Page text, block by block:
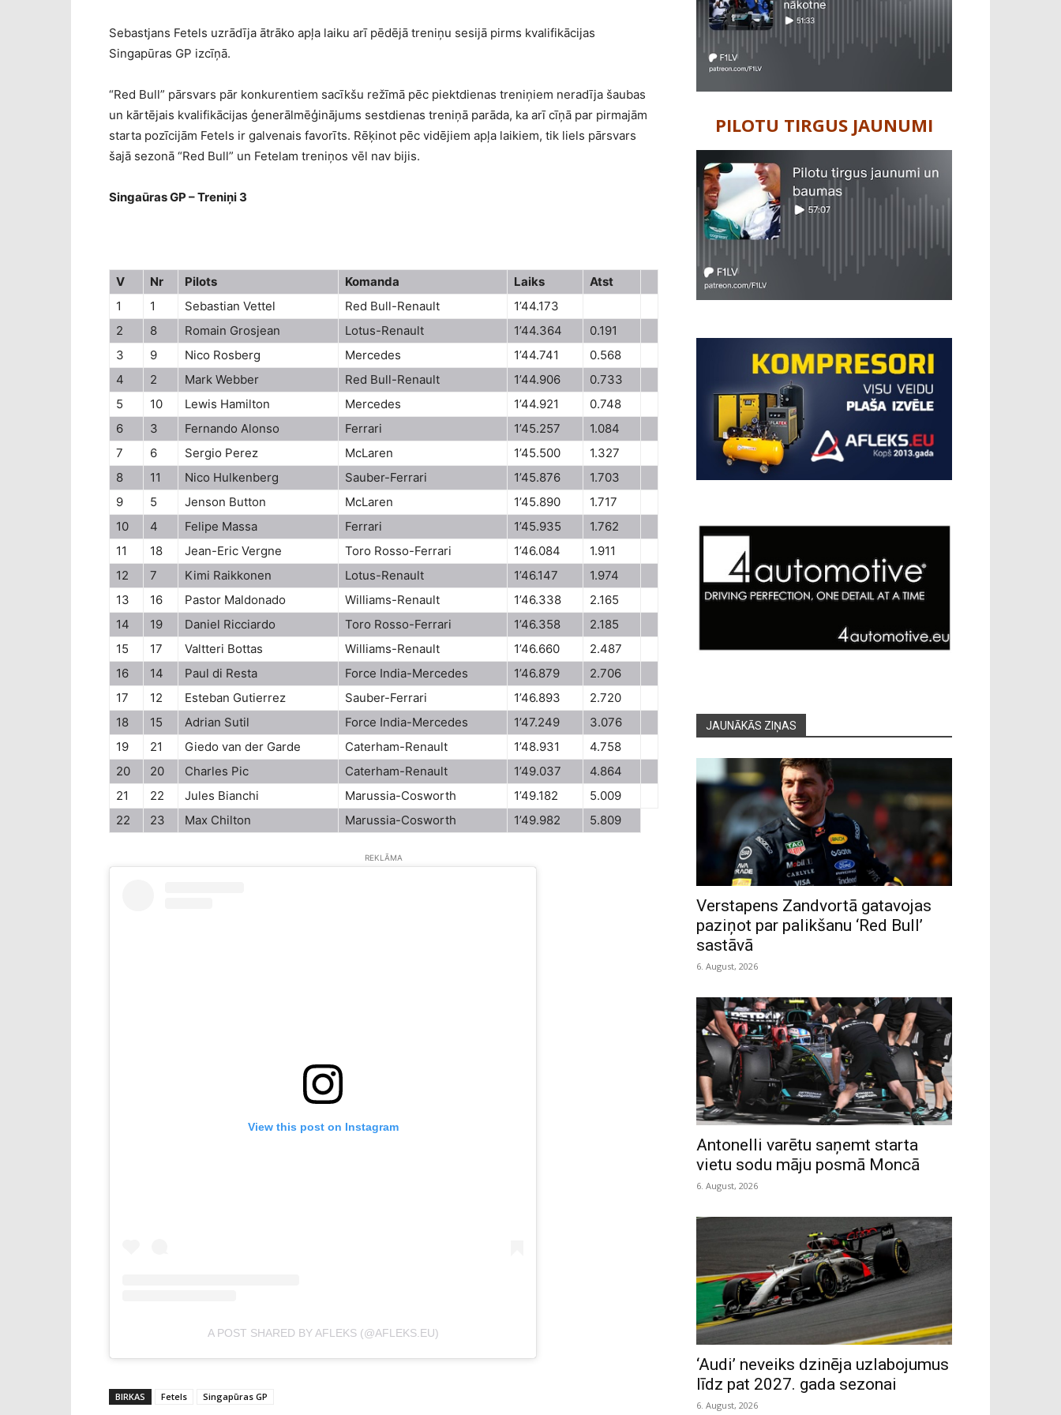
Sebastjans Fetels uzrādīja ātrāko apļa laiku arī pēdējā treniņu sesijā pirms kvalifikācijas
Singapūras GP izcīņā.
“Red Bull” pārsvars pār konkurentiem sacīkšu režīmā pēc piektdienas treniņiem neradīja šaubas
un kārtējais kvalifikācijas ģenerālmēģinājums sestdienas treniņā parāda, ka arī cīņā par pirmajām
starta pozīcijām Fetels ir galvenais favorīts. Rēķinot pēc vidējiem apļa laikiem, tik liels pārsvars
šajā sezonā “Red Bull” un Fetelam treniņos vēl nav bijis.
Singaūras GP – Treniņi 3
V Nr Pilots Komanda Laiks
Atst
1
1 Sebastian Vettel Red Bull-Renault
1’44.173
2
8 Romain Grosjean Lotus-Renault 1’44.364
0.191
3
9 Nico Rosberg Mercedes 1’44.741
0.568
4
2 Mark Webber Red Bull-Renault 1’44.906
0.733
5
10 Lewis Hamilton Mercedes 1’44.921
0.748
6
3 Fernando Alonso Ferrari 1’45.257
1.084
7
6 Sergio Perez McLaren 1’45.500
1.327
8
11 Nico Hulkenberg Sauber-Ferrari 1’45.876
1.703
9
5 Jenson Button McLaren 1’45.890
1.717
10
4 Felipe Massa Ferrari 1’45.935
1.762
11
18 Jean-Eric Vergne Toro Rosso-Ferrari 1’46.084
1.911
12
7 Kimi Raikkonen Lotus-Renault 1’46.147
1.974
13
16 Pastor Maldonado Williams-Renault 1’46.338
2.165
14
19 Daniel Ricciardo Toro Rosso-Ferrari 1’46.358
2.185
15
17 Valtteri Bottas Williams-Renault 1’46.660
2.487
16
14 Paul di Resta Force India-Mercedes 1’46.879
2.706
17
12 Esteban Gutierrez Sauber-Ferrari 1’46.893
2.720
18
15 Adrian Sutil Force India-Mercedes 1’47.249
3.076
19
21 Giedo van der Garde Caterham-Renault 1’48.931
4.758
20
20 Charles Pic Caterham-Renault 1’49.037
4.864
21
22 Jules Bianchi Marussia-Cosworth 1’49.182
5.009
22
23 Max Chilton Marussia-Cosworth 1’49.982 5.809
REKLĀMA
View this post on Instagram
A POST SHARED BY AFLEKS (@AFLEKS.EU)
BIRKAS Fetels Singapūras GP
PILOTU TIRGUS JAUNUMI
JAUNĀKĀS ZIŅAS
Verstapens Zandvortā gatavojas
paziņot par palikšanu ‘Red Bull’
sastāvā
6. August, 2026
Antonelli varētu saņemt starta
vietu sodu māju posmā Moncā
6. August, 2026
‘Audi’ neveiks dzinēja uzlabojumus
līdz pat 2027. gada sezonai
6. August, 2026